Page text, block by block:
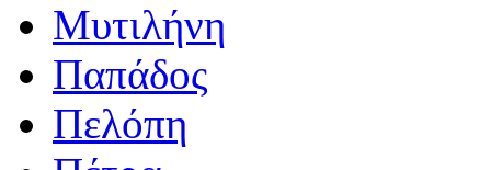
Μυτιλήνη
Παπάδος
Πελόπη